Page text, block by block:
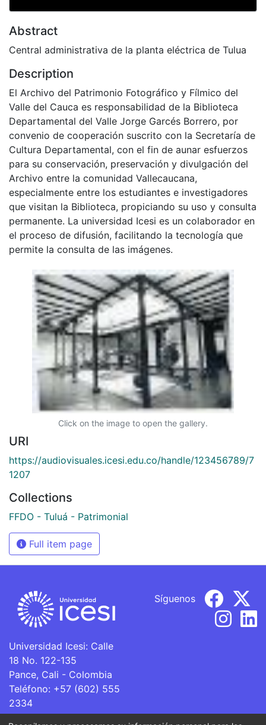
Abstract
Central administrativa de la planta eléctrica de Tulua
Description
El Archivo del Patrimonio Fotográfico y Fílmico del
Valle del Cauca es responsabilidad de la Biblioteca
Departamental del Valle Jorge Garcés Borrero, por
convenio de cooperación suscrito con la Secretaría de
Cultura Departamental, con el fin de aunar esfuerzos
para su conservación, preservación y divulgación del
Archivo entre la comunidad Vallecaucana,
especialmente entre los estudiantes e investigadores
que visitan la Biblioteca, propiciando su uso y consulta
permanente. La universidad Icesi es un colaborador en
el proceso de difusión, facilitando la tecnología que
permite la consulta de las imágenes.
Click on the image to open the gallery.
URI
https://audiovisuales.icesi.edu.co/handle/123456789/7
1207
Collections
FFDO - Tuluá - Patrimonial
Full item page
Universidad Icesi: Calle
18 No. 122-135
Pance, Cali - Colombia
Teléfono: +57 (602) 555
2334
ventanillaunica@icesi.edu.co
Síguenos